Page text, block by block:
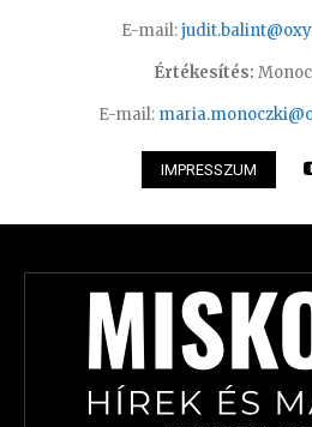
E-mail:
Értékesítés:
E-mail:
IMPRESSZUM